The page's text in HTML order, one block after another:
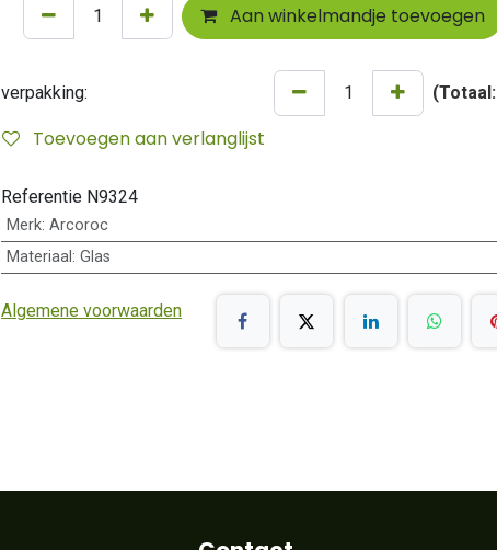
Aan winkelmandje toevoegen
verpakking: (Totaal:
Toevoegen aan verlanglijst
Referentie N9324
Merk: Arcoroc
Materiaal : Glas
Algemene voorwaarden